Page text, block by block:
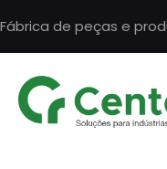
Fábrica de peças e